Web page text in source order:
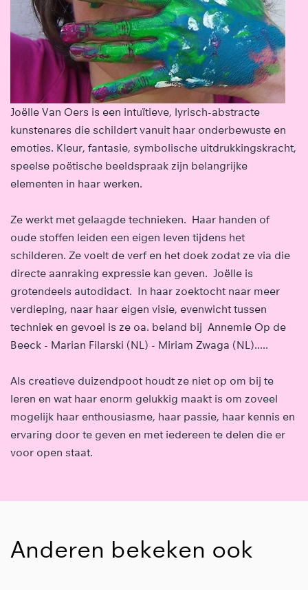
Joëlle Van Oers is een intuïtieve, lyrisch-abstracte
kunstenares die schildert vanuit haar onderbewuste en
emoties. Kleur, fantasie, symbolische uitdrukkingskracht,
speelse poëtische beeldspraak zijn belangrijke
elementen in haar werken.
Ze werkt met gelaagde technieken. Haar handen of
oude stoffen leiden een eigen leven tijdens het
schilderen. Ze voelt de verf en het doek zodat ze via die
directe aanraking expressie kan geven. Joëlle is
grotendeels autodidact. In haar zoektocht naar meer
verdieping, naar haar eigen visie, evenwicht tussen
techniek en gevoel is ze oa. beland bij Annemie Op de
Beeck - Marian Filarski (NL) - Miriam Zwaga (NL).....
Als creatieve duizendpoot houdt ze niet op om bij te
leren en wat haar enorm gelukkig maakt is om zoveel
mogelijk haar enthousiasme, haar passie, haar kennis en
ervaring door te geven en met iedereen te delen die er
voor open staat.
Anderen bekeken ook